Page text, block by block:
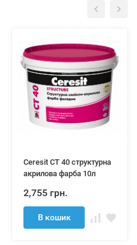
Ceresit СТ 40 структурна
акрилова фарба 10л
2,755 грн.
В кошик